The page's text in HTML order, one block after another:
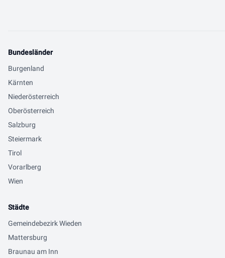
Bundesländer
Burgenland
Kärnten
Niederösterreich
Oberösterreich
Salzburg
Steiermark
Tirol
Vorarlberg
Wien
Städte
Gemeindebezirk Wieden
Mattersburg
Braunau am Inn